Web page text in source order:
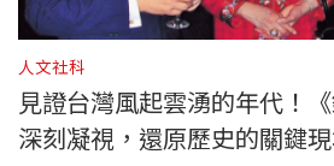
人文社科
見證台灣風起雲湧的年代！
深刻凝視，還原歷史的關鍵